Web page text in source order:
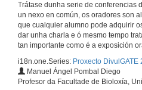
Trátase dunha serie de conferencias
un nexo en común, os oradores son
que cualquier alumno pode adquirir
dar unha charla e ó mesmo tempo
tan importante como é a exposición
i18n.one.Series: Proxecto DivulGATE
Manuel Ángel Pombal Diego
Profesor da Facultade de Bioloxía,
4 de abr.
A project
4 de abr.